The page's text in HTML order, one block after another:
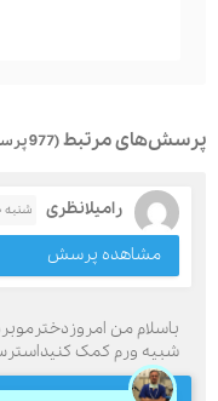
مرتبط(977 پرسش)
رامیلانظری شنبه ۲۰ آذر ۹۵( 9 سال پیش)
مشاهده پرسش
باسلام من
شبیه ورم کمک کنیداسترس